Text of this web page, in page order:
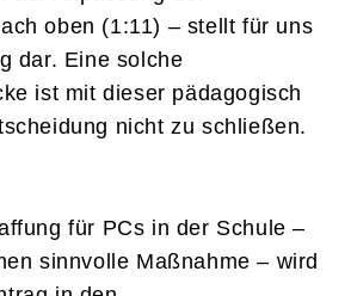
oben (1:11) – stellt für uns
dar. Eine solche
ist mit dieser pädagogisch
nicht zu schließen.
für PCs in der Schule –
sinnvolle Maßnahme – wird